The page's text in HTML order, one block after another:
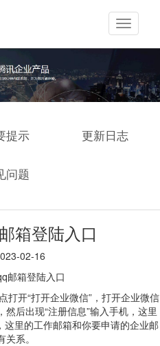
切
换
导
提示 更新日志
问题
箱登陆入口
02-16
邮箱登陆入口
开“打开企业微信”，打开企业微信
然后出现“注册信息”输入手机，这里
这里的工作邮箱和你要申请的企业邮
关系。